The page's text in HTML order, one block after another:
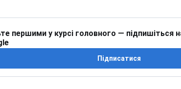
першими у курсі головного — підпишіться
Підписатися